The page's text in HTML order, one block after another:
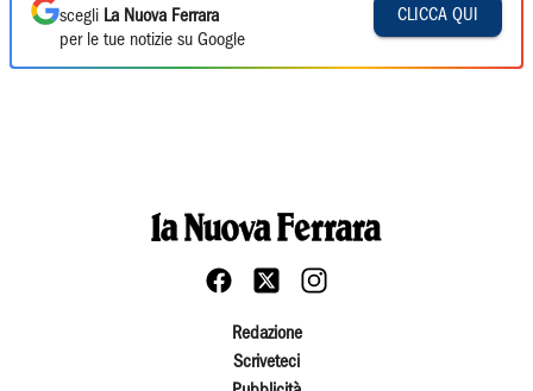
scegli La Nuova Ferrara
per le tue notizie su Google
CLICCA QUI
Redazione
Scriveteci